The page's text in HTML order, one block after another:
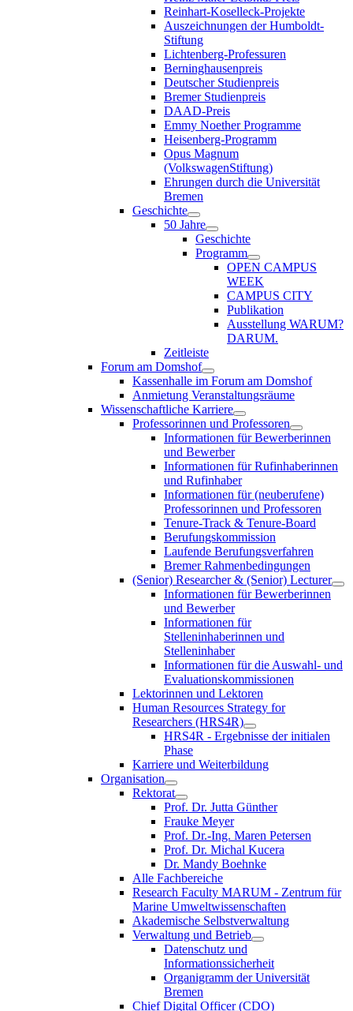
Reinhart-Koselleck-Projekte
Auszeichnungen der Humboldt-
Stiftung
Lichtenberg-Professuren
Berninghausenpreis
Deutscher Studienpreis
Bremer Studienpreis
DAAD-Preis
Emmy Noether Programme
Heisenberg-Programm
Opus Magnum
(VolkswagenStiftung)
Ehrungen durch die Universität
Bremen
Geschichte
50 Jahre
Geschichte
Programm
OPEN CAMPUS
WEEK
CAMPUS CITY
Publikation
Ausstellung WARUM?
DARUM.
Zeitleiste
Forum am Domshof
Kassenhalle im Forum am Domshof
Anmietung Veranstaltungsräume
Wissenschaftliche Karriere
Professorinnen und Professoren
Informationen für Bewerberinnen
und Bewerber
Informationen für Rufinhaberinnen
und Rufinhaber
Informationen für (neuberufene)
Professorinnen und Professoren
Tenure-Track & Tenure-Board
Berufungskommission
Laufende Berufungsverfahren
Bremer Rahmenbedingungen
(Senior) Researcher & (Senior) Lecturer
Informationen für Bewerberinnen
und Bewerber
Informationen für
Stelleninhaberinnen und
Stelleninhaber
Informationen für die Auswahl- und
Evaluationskommissionen
Lektorinnen und Lektoren
Human Resources Strategy for
Researchers (HRS4R)
HRS4R - Ergebnisse der initialen
Phase
Karriere und Weiterbildung
Organisation
Rektorat
Prof. Dr. Jutta Günther
Frauke Meyer
Prof. Dr.-Ing. Maren Petersen
Prof. Dr. Michal Kucera
Dr. Mandy Boehnke
Alle Fachbereiche
Research Faculty MARUM - Zentrum für
Marine Umweltwissenschaften
Akademische Selbstverwaltung
Verwaltung und Betrieb
Datenschutz und
Informationssicherheit
Organigramm der Universität
Bremen
Chief Digital Officer (CDO)